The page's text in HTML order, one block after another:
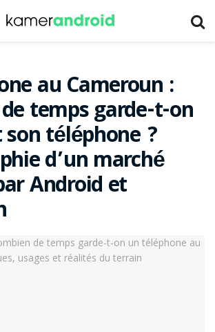
au Cameroun :
temps garde-t-on
téléphone ?
d’un marché
Android et